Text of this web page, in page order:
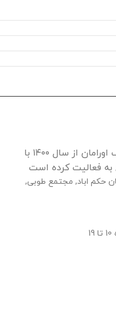
فروشگاه لوازم کوهنوردی و کمپینگ اورامان از سال ۱۴۰۰ با
به فعالیت کرده است
حکم اباد, مجتمع طوبی,